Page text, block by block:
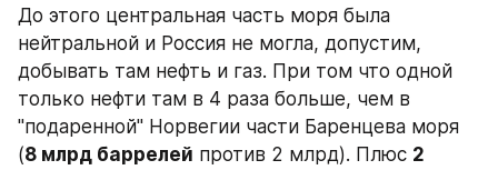
До этого центральная часть моря была
нейтральной и Россия не могла, допустим,
добывать там нефть и газ. При том что одной
только нефти там в 4 раза больше, чем в
"подаренной" Норвегии части Баренцева моря
(8 млрд баррелей против 2 млрд). Плюс 2